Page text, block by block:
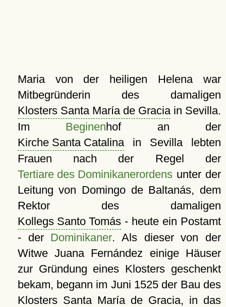
Maria von der heiligen Helena war
Mitbegründerin des damaligen
Klosters Santa María de Graciain Sevilla.
Im Beginenhof an der
Kirche Santa Catalinain Sevilla lebten
Frauen nach der Regel der
Tertiare des Dominikanerordensunter der
Leitung von Domingo de Baltanás, dem
Rektor des damaligen
Kollegs Santo Tomás- heute ein Postamt
- der Dominikaner. Als dieser von der
Witwe Juana Fernández einige Häuser
zur Gründung eines Klosters geschenkt
bekam, begann im Juni 1525 der Bau des
Klosters Santa María de Gracia, in das